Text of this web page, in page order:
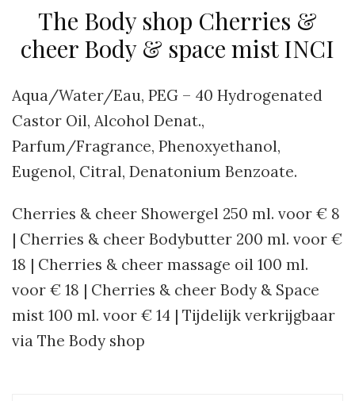
The Body shop Cherries &
cheer Body & space mist INCI
Aqua/Water/Eau, PEG – 40 Hydrogenated
Castor Oil, Alcohol Denat.,
Parfum/Fragrance, Phenoxyethanol,
Eugenol, Citral, Denatonium Benzoate.
Cherries & cheer Showergel 250 ml. voor € 8
| Cherries & cheer Bodybutter 200 ml. voor €
18 | Cherries & cheer massage oil 100 ml.
voor € 18 | Cherries & cheer Body & Space
mist 100 ml. voor € 14 | Tijdelijk verkrijgbaar
via The Body shop